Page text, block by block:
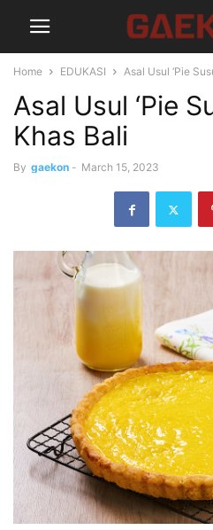
Home EDUKASI Asal Usul ‘Pie
Asal Usul ‘Pie
Khas Bali
By gaekon - March 15, 2023